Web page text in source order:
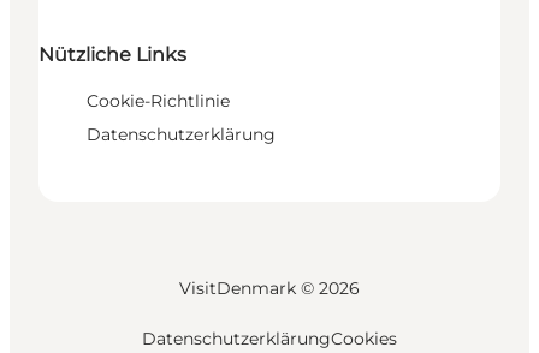
Nützliche Links
Cookie-Richtlinie
Datenschutzerklärung
VisitDenmark © 2026
DatenschutzerklärungCookies